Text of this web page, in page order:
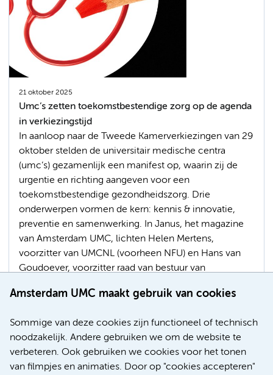
Amsterdam UMC maakt gebruik van cookies
Sommige van deze cookies zijn functioneel of technisch
noodzakelijk. Andere gebruiken we om de website te
verbeteren. Ook gebruiken we cookies voor het tonen
van filmpjes en animaties. Door op "cookies accepteren"
21 oktober 2025
Umc’s zetten toekomstbestendige zorg op de agenda
in verkiezingstijd
In aanloop naar de Tweede Kamerverkiezingen van 29
oktober stelden de universitair medische centra
(umc’s) gezamenlijk een manifest op, waarin zij de
urgentie en richting aangeven voor een
toekomstbestendige gezondheidszorg. Drie
onderwerpen vormen de kern: kennis & innovatie,
preventie en samenwerking. In Janus, het magazine
van Amsterdam UMC, lichten Helen Mertens,
voorzitter van UMCNL (voorheen NFU) en Hans van
Goudoever, voorzitter raad van bestuur van
juiste keuzes maken voor dit thema dat alle burgers
Innovatie Preventie
Wetenschappelijk onderzoek In de regio